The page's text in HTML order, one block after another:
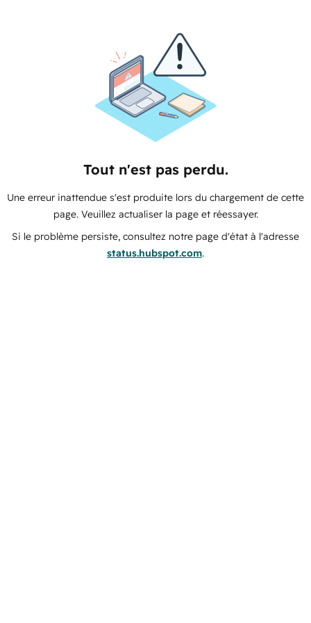
Tout n'est pas perdu.
Une erreur inattendue s'est produite lors du chargement de cette
page. Veuillez actualiser la page et réessayer.
Si le problème persiste, consultez notre page d'état à l'adresse
status.hubspot.com.